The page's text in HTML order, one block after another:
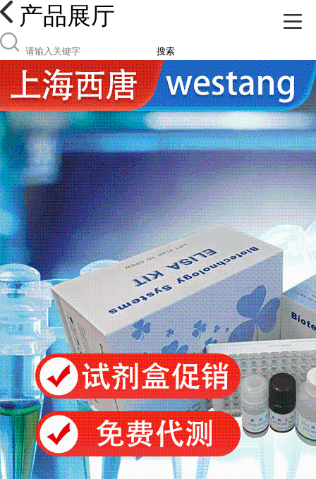
产品展厅
搜索